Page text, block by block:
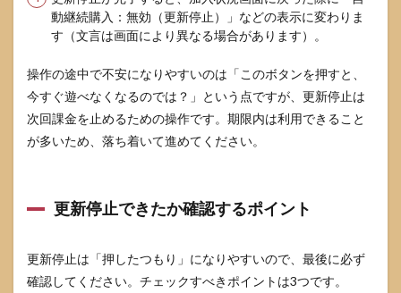
か？
7.3
ミリ
ープ
ラン
の購
が分
は？
セー
ータ
動継続購入：無効（更新停止）」などの表示に変わりま
す（文言は画面により異なる場合があります）。
操作の途中で不安になりやすいのは「このボタンを押すと、
今すぐ遊べなくなるのでは？」という点ですが、更新停止は
次回課金を止めるための操作です。期限内は利用できること
が多いため、落ち着いて進めてください。
更新停止できたか確認するポイント
更新停止は「押したつもり」になりやすいので、最後に必ず
確認してください。チェックすべきポイントは3つです。